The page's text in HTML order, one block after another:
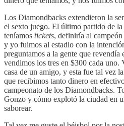
Los Diamondbacks extendieron la
el sexto juego. El último partido de la
teníamos tickets, definiría al
y yo fuimos al estadio con la
preguntamos a la gente que revendía
vendimos los tres en $300 cada uno.
casa de un amigo, y esta fue tal vez
que recibimos tanto dinero en
campeonato de los Diamondbacks.
Gonzo y cómo explotó la ciudad en
saborear.